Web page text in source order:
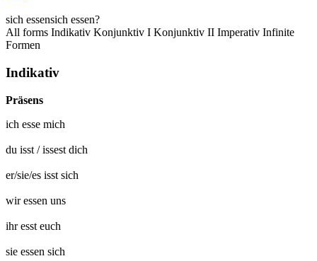
sich essensich essen?
All forms Indikativ Konjunktiv I Konjunktiv II Imperativ Infinite
Formen
Indikativ
Präsens
ich esse mich
du isst /issest dich
er/sie/es isst sich
wiressen uns
ihresst euch
sie essen sich